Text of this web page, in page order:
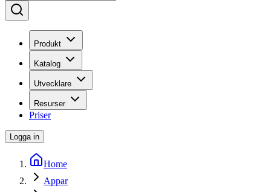
Produkt
Katalog
Utvecklare
Resurser
Priser
Logga in
Home
Appar